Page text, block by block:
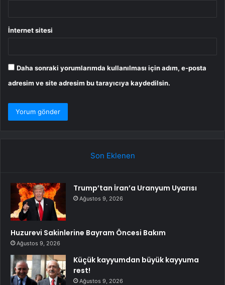
İnternet sitesi
Daha sonraki yorumlarımda kullanılması için adım, e-posta
adresim ve site adresim bu tarayıcıya kaydedilsin.
Son Eklenen
Trump’tan İran’a Uranyum Uyarısı
Ağustos 9, 2026
Huzurevi Sakinlerine Bayram Öncesi Bakım
Ağustos 9, 2026
Küçük kayyumdan büyük kayyuma
rest!
Ağustos 9, 2026